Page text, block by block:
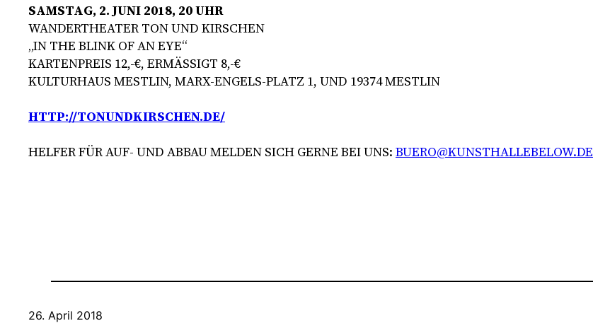
SAMSTAG, 2. JUNI 2018, 20 UHR
WANDERTHEATER TON UND KIRSCHEN
„IN THE BLINK OF AN EYE“
KARTENPREIS 12,-€, ERMÄSSIGT 8,-€
KULTURHAUS MESTLIN, MARX-ENGELS-PLATZ 1, UND 19374 MESTLIN
HTTP://TONUNDKIRSCHEN.DE/
HELFER FÜR AUF- UND ABBAU MELDEN SICH GERNE BEI UNS: BUERO@KUNSTHALLEBELOW.DE
26. April 2018